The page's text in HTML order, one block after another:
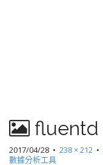
fluentd
2017/04/28 • 238 × 212 •
數據分析工具